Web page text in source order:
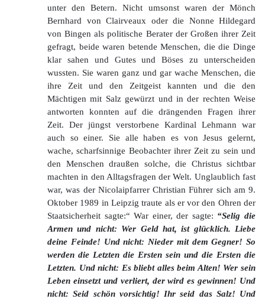
unter den Betern. Nicht umsonst waren der Mönch
Bernhard von Clairveaux oder die Nonne Hildegard
von Bingen als politische Berater der Großen ihrer Zeit
gefragt, beide waren betende Menschen, die die Dinge
klar sahen und Gutes und Böses zu unterscheiden
wussten. Sie waren ganz und gar wache Menschen, die
ihre Zeit und den Zeitgeist kannten und die den
Mächtigen mit Salz gewürzt und in der rechten Weise
antworten konnten auf die drängenden Fragen ihrer
Zeit. Der jüngst verstorbene Kardinal Lehmann war
auch so einer. Sie alle haben es von Jesus gelernt,
wache, scharfsinnige Beobachter ihrer Zeit zu sein und
den Menschen draußen solche, die Christus sichtbar
machten in den Alltagsfragen der Welt. Unglaublich fast
war, was der Nicolaipfarrer Christian Führer sich am 9.
Oktober 1989 in Leipzig traute als er vor den Ohren der
Staatsicherheit sagte:“ War einer, der sagte: “Selig die
Armen und nicht: Wer Geld hat, ist glücklich. Liebe
deine Feinde! Und nicht: Nieder mit dem Gegner! So
werden die Letzten die Ersten sein und die Ersten die
Letzten. Und nicht: Es bliebt alles beim Alten! Wer sein
Leben einsetzt und verliert, der wird es gewinnen! Und
nicht: Seid schön vorsichtig! Ihr seid das Salz! Und